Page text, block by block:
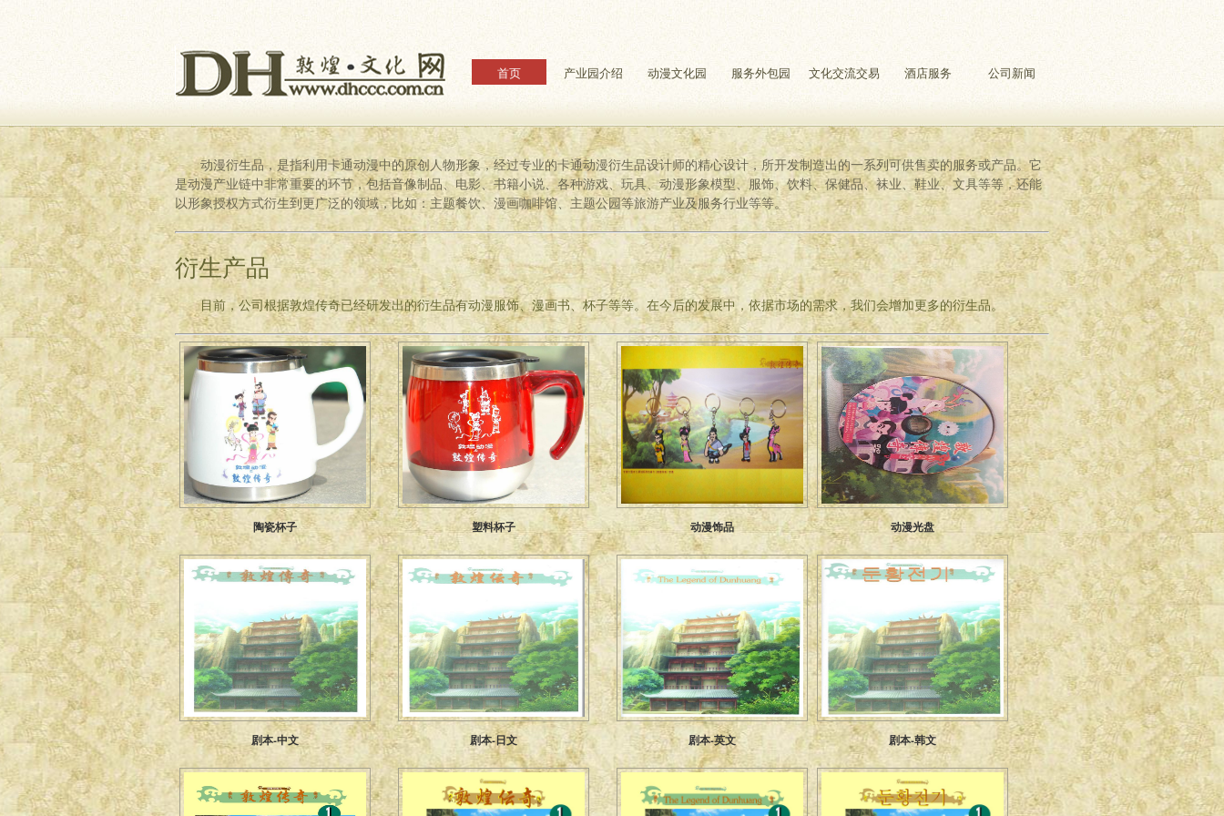
首页 产业园介绍 动漫文化园 服务外包园 文化交流交易 酒店服务 公司新闻
动漫衍生品，是指利用卡通动漫中的原创人物形象，经过专业的卡通动漫衍生品设计师的精心设计，所开发制造出的一系列可供售卖的服务或产品。它
是动漫产业链中非常重要的环节，包括音像制品、电影、书籍小说、各种游戏、玩具、动漫形象模型、服饰、饮料、保健品、袜业、鞋业、文具等等，还能
以形象授权方式衍生到更广泛的领域，比如：主题餐饮、漫画咖啡馆、主题公园等旅游产业及服务行业等等。
衍生产品
目前，公司根据敦煌传奇已经研发出的衍生品有动漫服饰、漫画书、杯子等等。在今后的发展中，依据市场的需求，我们会增加更多的衍生品。
陶瓷杯子 塑料杯子 动漫饰品 动漫光盘
剧本-中文 剧本-日文 剧本-英文 剧本-韩文